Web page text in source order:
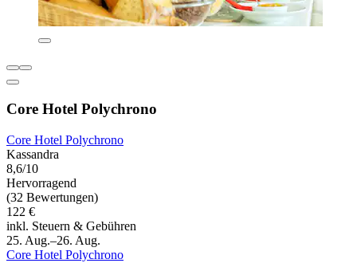
Core Hotel Polychrono
Core Hotel Polychrono
Kassandra
8,6/10
Hervorragend
(32 Bewertungen)
122 €
inkl. Steuern & Gebühren
25. Aug.–26. Aug.
Core Hotel Polychrono